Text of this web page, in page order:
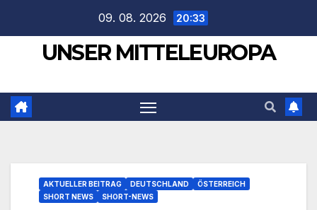
springen
09. 08. 2026 20:33
UNSER MITTELEUROPA
AKTUELLER BEITRAG DEUTSCHLAND
ÖSTERREICH
SHORT NEWS
SHORT-NEWS